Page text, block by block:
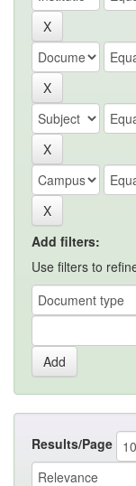
Add filters:
Use filters to
Results/Page